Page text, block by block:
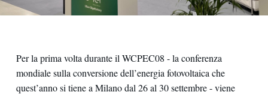
Per la prima volta durante il WCPEC08 - la conferenza
mondiale sulla conversione dell’energia fotovoltaica che
quest’anno si tiene a Milano dal 26 al 30 settembre - viene